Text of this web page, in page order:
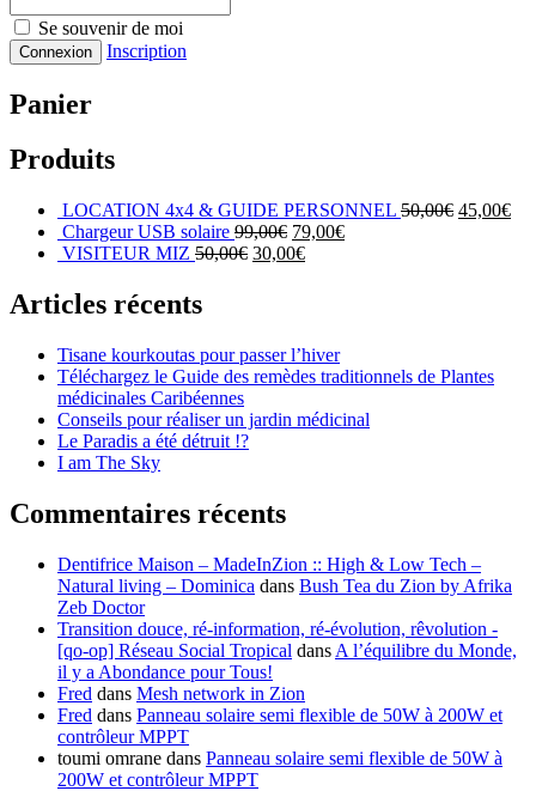
Se souvenir de moi
Inscription
Panier
Produits
LOCATION 4x4 & GUIDE PERSONNEL 50,00€ 45,00€
Chargeur USB solaire 99,00€ 79,00€
VISITEUR MIZ 50,00€ 30,00€
Articles récents
Tisane kourkoutas pour passer l’hiver
Téléchargez le Guide des remèdes traditionnels de Plantes
médicinales Caribéennes
Conseils pour réaliser un jardin médicinal
Le Paradis a été détruit !?
I am The Sky
Commentaires récents
Dentifrice Maison – MadeInZion :: High & Low Tech –
Natural living – Dominica dans Bush Tea du Zion by Afrika
Zeb Doctor
Transition douce, ré-information, ré-évolution, rêvolution -
[qo-op] Réseau Social Tropical dans A l’équilibre du Monde,
il y a Abondance pour Tous!
Fred dans Mesh network in Zion
Fred dans Panneau solaire semi flexible de 50W à 200W et
contrôleur MPPT
toumi omrane dans Panneau solaire semi flexible de 50W à
200W et contrôleur MPPT